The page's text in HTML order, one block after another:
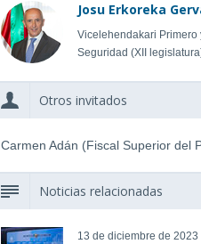
Josu Erkoreka
Vicelehendakari Primero
Seguridad (XII
Otros invitados
Carmen Adán (Fiscal Superior del
Noticias relacionadas
13 de diciembre de 2023